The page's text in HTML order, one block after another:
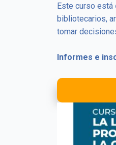
Este curso está
bibliotecarios,
tomar
Informes e